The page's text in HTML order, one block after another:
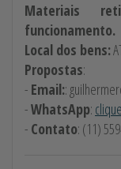
Materiais
funcionamento.
Local dos bens:
Propostas:
- Email::
-WhatsApp:
- Contato: (11)